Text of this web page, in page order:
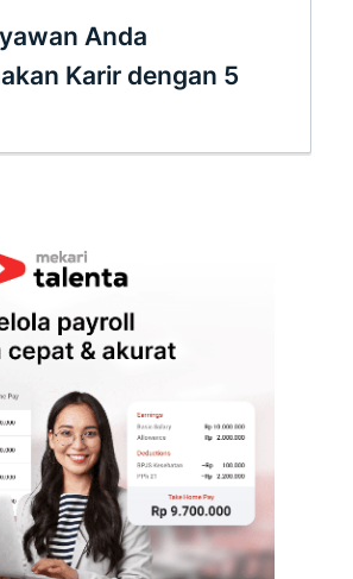
Anda
Karir dengan 5